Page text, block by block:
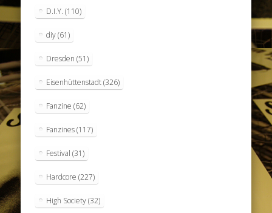
D.I.Y. (110)
diy(61)
Dresden (51)
Eisenhüttenstadt(326)
Fanzine (62)
Fanzines(117)
Festival (31)
Hardcore (227)
High Society(32)